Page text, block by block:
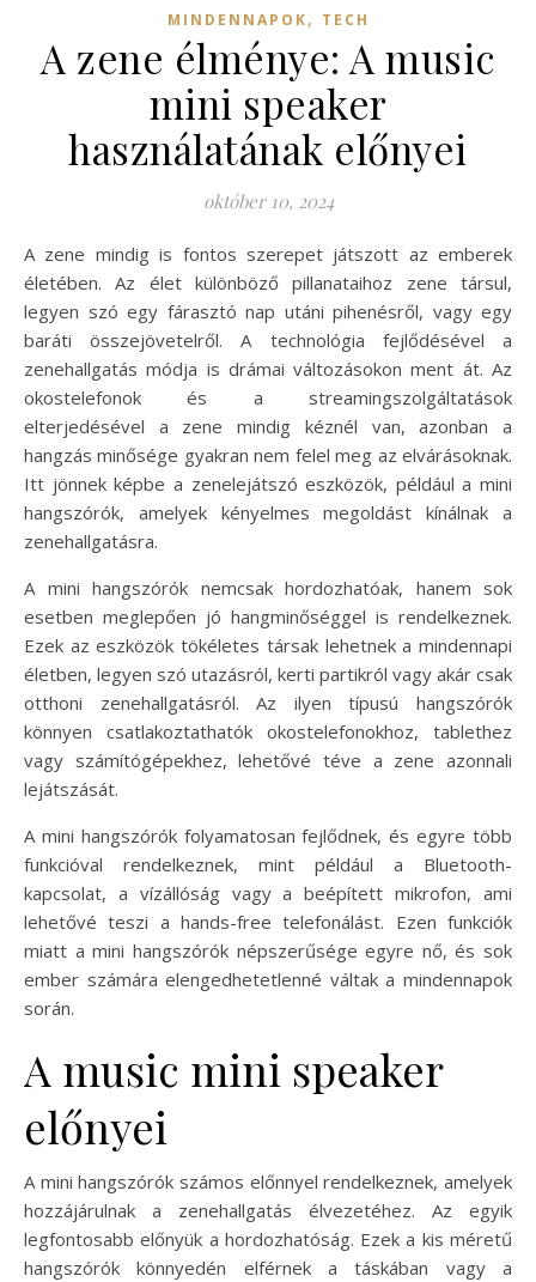
MINDENNAPOK, TECH
A zene élménye: A music
mini speaker
használatának előnyei
október 10, 2024
A zene mindig is fontos szerepet játszott az emberek
életében. Az élet különböző pillanataihoz zene társul,
legyen szó egy fárasztó nap utáni pihenésről, vagy egy
baráti összejövetelről. A technológia fejlődésével a
zenehallgatás módja is drámai változásokon ment át. Az
okostelefonok és a streamingszolgáltatások
elterjedésével a zene mindig kéznél van, azonban a
hangzás minősége gyakran nem felel meg az elvárásoknak.
Itt jönnek képbe a zenelejátszó eszközök, például a mini
hangszórók, amelyek kényelmes megoldást kínálnak a
zenehallgatásra.
A mini hangszórók nemcsak hordozhatóak, hanem sok
esetben meglepően jó hangminőséggel is rendelkeznek.
Ezek az eszközök tökéletes társak lehetnek a mindennapi
életben, legyen szó utazásról, kerti partikról vagy akár csak
otthoni zenehallgatásról. Az ilyen típusú hangszórók
könnyen csatlakoztathatók okostelefonokhoz, tablethez
vagy számítógépekhez, lehetővé téve a zene azonnali
lejátszását.
A mini hangszórók folyamatosan fejlődnek, és egyre több
funkcióval rendelkeznek, mint például a Bluetooth-
kapcsolat, a vízállóság vagy a beépített mikrofon, ami
lehetővé teszi a hands-free telefonálást. Ezen funkciók
miatt a mini hangszórók népszerűsége egyre nő, és sok
ember számára elengedhetetlenné váltak a mindennapok
során.
A music mini speaker
előnyei
A mini hangszórók számos előnnyel rendelkeznek, amelyek
hozzájárulnak a zenehallgatás élvezetéhez. Az egyik
legfontosabb előnyük a hordozhatóság. Ezek a kis méretű
hangszórók könnyedén elférnek a táskában vagy a